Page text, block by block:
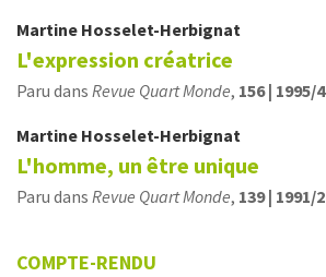
Martine Hosselet-Herbignat
L'expression créatrice
Paru dans Revue Quart Monde, 156 | 1995/4
Martine Hosselet-Herbignat
L'homme, un être unique
Paru dans Revue Quart Monde, 139 | 1991/2
COMPTE-RENDU